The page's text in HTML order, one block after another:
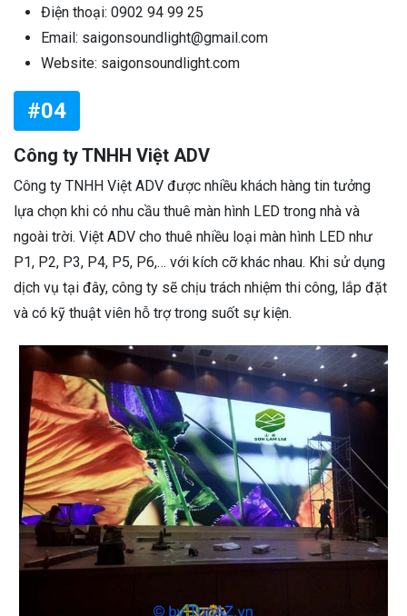
Điện thoại: 0902 94 99 25
Email: saigonsoundlight@gmail.com
Website: saigonsoundlight.com
#04
Công ty TNHH Việt ADV
Công ty TNHH Việt ADV được nhiều khách hàng tin tưởng
lựa chọn khi có nhu cầu thuê màn hình LED trong nhà và
ngoài trời. Việt ADV cho thuê nhiều loại màn hình LED như
P1, P2, P3, P4, P5, P6,… với kích cỡ khác nhau. Khi sử dụng
dịch vụ tại đây, công ty sẽ chịu trách nhiệm thi công, lắp đặt
và có kỹ thuật viên hỗ trợ trong suốt sự kiện.